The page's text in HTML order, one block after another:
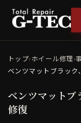
トップ›ホイール修理›
ベンツマットブラッ
ベンツマット
修復